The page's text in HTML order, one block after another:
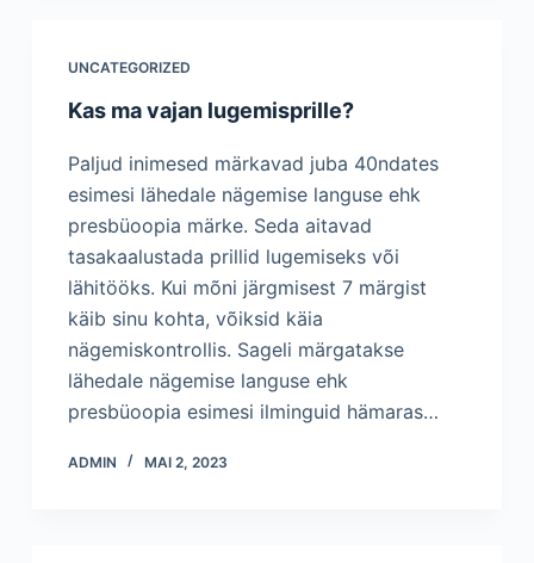
UNCATEGORIZED
Kas ma vajan lugemisprille?
Paljud inimesed märkavad juba 40ndates
esimesi lähedale nägemise languse ehk
presbüoopia märke. Seda aitavad
tasakaalustada prillid lugemiseks või
lähitööks. Kui mõni järgmisest 7 märgist
käib sinu kohta, võiksid käia
nägemiskontrollis. Sageli märgatakse
lähedale nägemise languse ehk
presbüoopia esimesi ilminguid hämaras…
ADMIN MAI 2, 2023